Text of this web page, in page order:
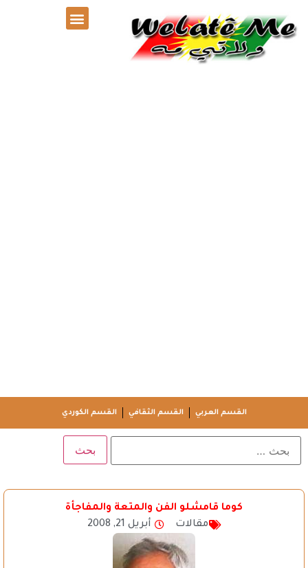
القسم العربي القسم الثقافي القسم الكوردي
كوما قامشلو الفن والمتعة والمفاجأة
مقالات
أبريل 21, 2008